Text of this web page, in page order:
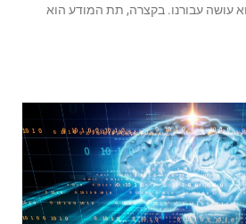
עושה עבורנו. בקצרה, תת המודע הוא